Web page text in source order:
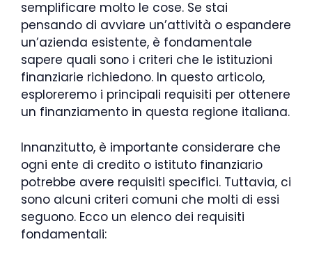
semplificare molto le cose. Se stai
pensando di avviare un’attività o espandere
un’azienda esistente, è fondamentale
sapere quali sono i criteri che le istituzioni
finanziarie richiedono. In questo articolo,
esploreremo i principali requisiti per ottenere
un finanziamento in questa regione italiana.
Innanzitutto, è importante considerare che
ogni ente di credito o istituto finanziario
potrebbe avere requisiti specifici. Tuttavia, ci
sono alcuni criteri comuni che molti di essi
seguono. Ecco un elenco dei requisiti
fondamentali: